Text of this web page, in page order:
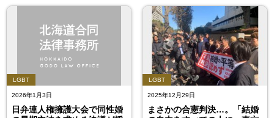
LGBT
2026年1月3日
日弁連人権擁護大会で同性婚
LGBT
2025年12月29日
まさかの合憲判決…。「結婚